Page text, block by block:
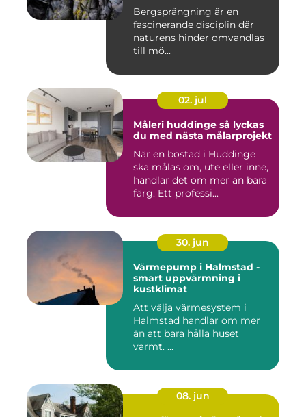
Bergsprängning är en
fascinerande disciplin där
naturens hinder omvandlas
till mö...
02. jul
Måleri huddinge så lyckas
du med nästa målarprojekt
När en bostad i Huddinge
ska målas om, ute eller inne,
handlar det om mer än bara
färg. Ett professi...
30. jun
Värmepump i Halmstad -
smart uppvärmning i
kustklimat
Att välja värmesystem i
Halmstad handlar om mer
än att bara hålla huset
varmt. ...
08. jun